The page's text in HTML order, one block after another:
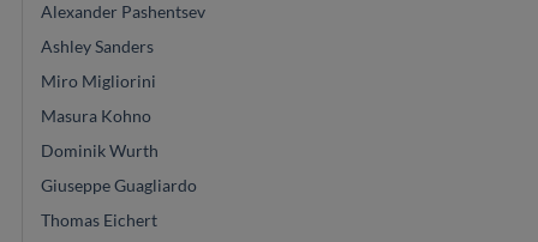
Alexander Pashentsev
Ashley Sanders
Miro Migliorini
Masura Kohno
Dominik Wurth
Giuseppe Guagliardo
Thomas Eichert